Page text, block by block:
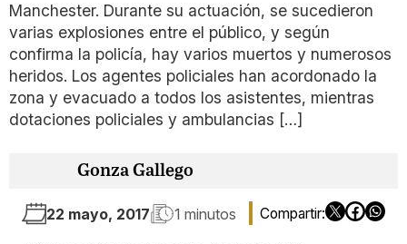
Manchester. Durante su actuación, se sucedieron
varias explosiones entre el público, y según
confirma la policía, hay varios muertos y numerosos
heridos. Los agentes policiales han acordonado la
zona y evacuado a todos los asistentes, mientras
dotaciones policiales y ambulancias […]
Gonza Gallego
22 mayo, 2017 1 minutos